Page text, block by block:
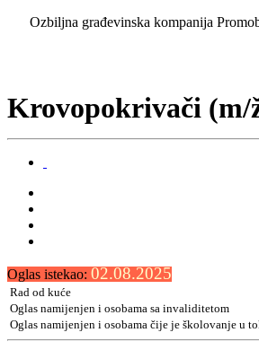
Ozbiljna građevinska kompanija
Krovopokrivači (m/
Oglas istekao: 02.08.2025
Rad od kuće
Oglas namijenjen i osobama sa invaliditetom
Oglas namijenjen i osobama čije je školovanje u